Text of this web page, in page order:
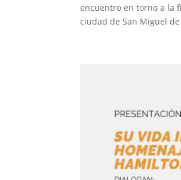
encuentro en torno a la
ciudad de San Miguel